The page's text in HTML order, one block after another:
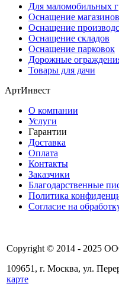
Для маломобильных
Оснащение магазинов
Оснащение
Оснащение складов
Оснащение парковок
Дорожные
Товары для дачи
АртИнвест
О компании
Услуги
Гарантии
Доставка
Оплата
Контакты
Заказчики
Благодарственные
Политика
Согласие на
Copyright © 2014 - 2025
109651, г. Москва, ул.
карте